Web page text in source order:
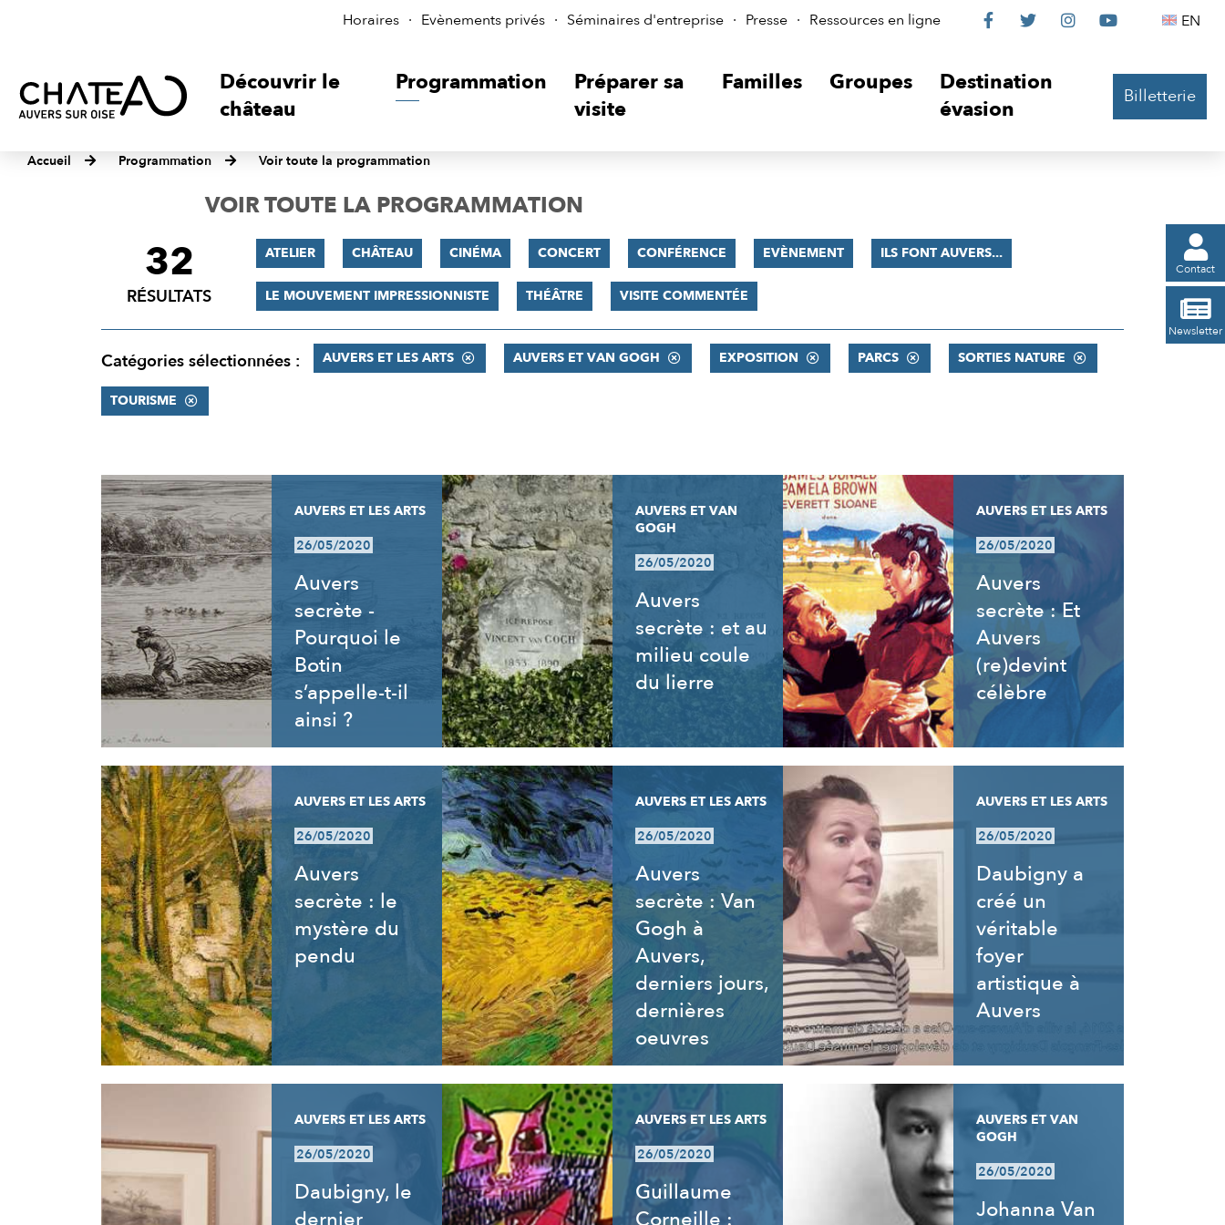
Horaires Evènements privés Séminaires d'entreprise Presse Ressources en ligne
Le
sur

Le

Le

Le
 EN
Découvrir le
château
Programmation
Préparer sa
visite
Familles Groupes
Destination
évasion
Billetterie
Accueil Programmation Voir toute la programmation

Contact

Newsletter
VOIR TOUTE LA PROGRAMMATION
FILTRER
RÉSULTATS
32
RÉSULTATS
ATELIER CHÂTEAU CINÉMA CONCERT CONFÉRENCE EVÈNEMENT ILS FONT AUVERS...
LE MOUVEMENT IMPRESSIONNISTE THÉÂTRE VISITE COMMENTÉE
Catégories sélectionnées : AUVERS ET LES ARTS AUVERS ET VAN GOGH EXPOSITION PARCS SORTIES NATURE
TOURISME
RÉSULTATS
AUVERS ET LES ARTS
26/05/2020
Auvers
secrète -
Pourquoi le
Botin
s’appelle-t-il
ainsi ?
AUVERS ET VAN
GOGH
26/05/2020
Auvers
secrète : et au
milieu coule
du lierre
AUVERS ET LES ARTS
26/05/2020
Auvers
secrète : Et
Auvers
(re)devint
célèbre
AUVERS ET LES ARTS
26/05/2020
Auvers
secrète : le
mystère du
pendu
AUVERS ET LES ARTS
26/05/2020
Auvers
secrète : Van
Gogh à
Auvers,
derniers jours,
dernières
oeuvres
AUVERS ET LES ARTS
26/05/2020
Daubigny a
créé un
véritable
foyer
artistique à
Auvers
AUVERS ET LES ARTS
26/05/2020
Daubigny, le
dernier
AUVERS ET LES ARTS
26/05/2020
Guillaume
Corneille :
AUVERS ET VAN
GOGH
26/05/2020
Johanna Van